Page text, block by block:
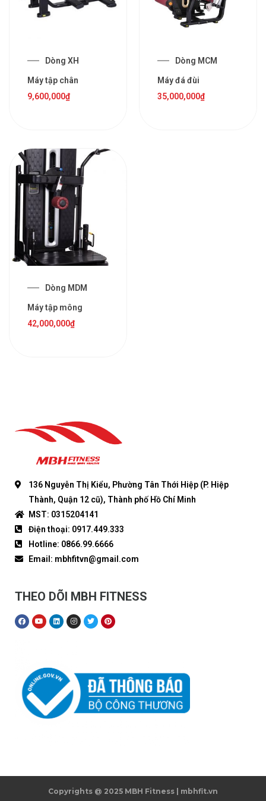
Dòng XH
Máy tập chân
9,600,000₫
Dòng MCM
Máy đá đùi
35,000,000₫
Dòng MDM
Máy tập mông
42,000,000₫
136 Nguyễn Thị Kiểu, Phường Tân Thới Hiệp (P. Hiệp
Thành, Quận 12 cũ), Thành phố Hồ Chí Minh
MST: 0315204141
Điện thoại: 0917.449.333
Hotline: 0866.99.6666
Email: mbhfitvn@gmail.com
THEO DÕI MBH FITNESS
Copyrights @ 2025 MBH Fitness | mbhfit.vn